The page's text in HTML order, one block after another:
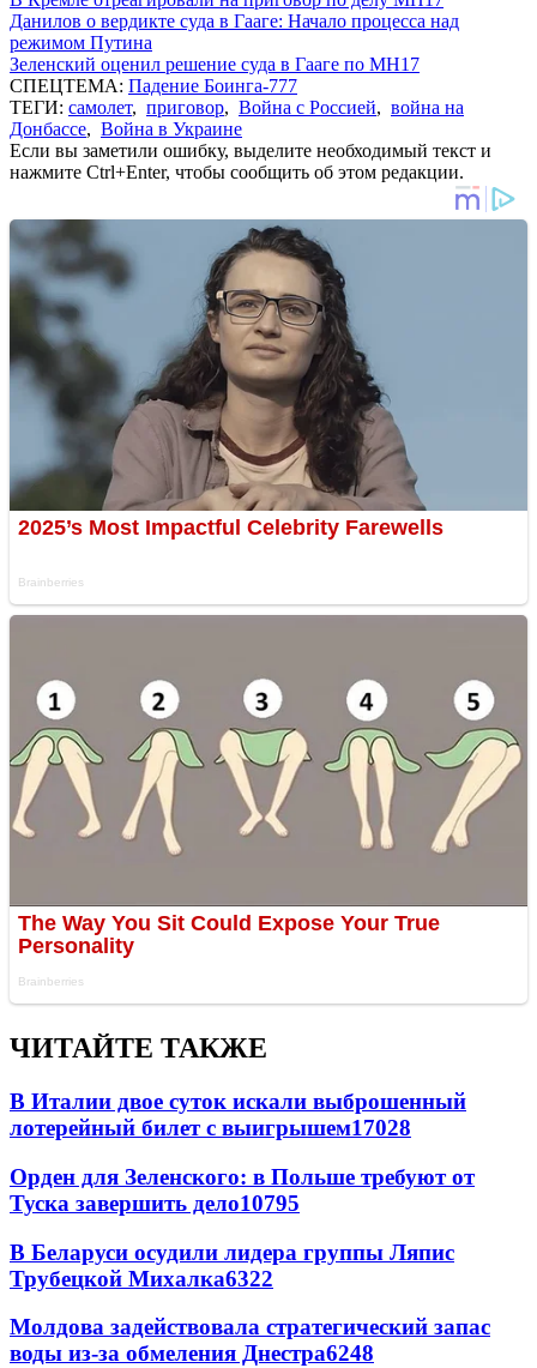
Данилов о вердикте суда в Гааге: Начало процесса над
режимом Путина
Зеленский оценил решение суда в Гааге по MH17
СПЕЦТЕМА: Падение Боинга-777
ТЕГИ: самолет, приговор, Война с Россией, война на
Донбассе, Война в Украине
Если вы заметили ошибку, выделите необходимый текст и
нажмите Ctrl+Enter, чтобы сообщить об этом редакции.
ЧИТАЙТЕ ТАКЖЕ
В Италии двое суток искали выброшенный
лотерейный билет с выигрышем17028
Орден для Зеленского: в Польше требуют от
Туска завершить дело10795
В Беларуси осудили лидера группы Ляпис
Трубецкой Михалка6322
Молдова задействовала стратегический запас
воды из-за обмеления Днестра6248